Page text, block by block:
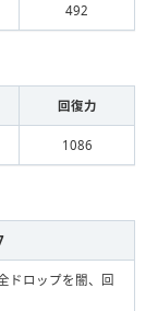
492
回復力
1086
ドロップを闇、回